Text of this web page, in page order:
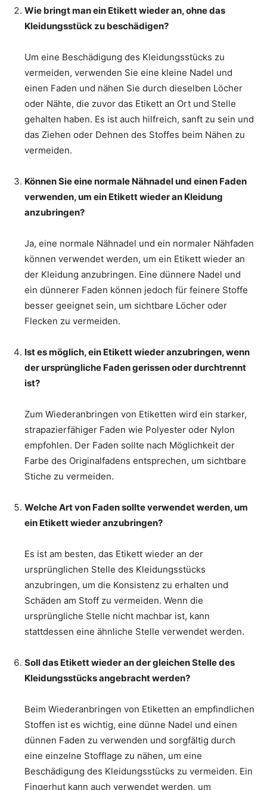
Wie bringt man ein Etikett wieder an, ohne das
Kleidungsstück zu beschädigen?
Um eine Beschädigung des Kleidungsstücks zu
vermeiden, verwenden Sie eine kleine Nadel und
einen Faden und nähen Sie durch dieselben Löcher
oder Nähte, die zuvor das Etikett an Ort und Stelle
gehalten haben. Es ist auch hilfreich, sanft zu sein und
das Ziehen oder Dehnen des Stoffes beim Nähen zu
vermeiden.
Können Sie eine normale Nähnadel und einen Faden
verwenden, um ein Etikett wieder an Kleidung
anzubringen?
Ja, eine normale Nähnadel und ein normaler Nähfaden
können verwendet werden, um ein Etikett wieder an
der Kleidung anzubringen. Eine dünnere Nadel und
ein dünnerer Faden können jedoch für feinere Stoffe
besser geeignet sein, um sichtbare Löcher oder
Flecken zu vermeiden.
Ist es möglich, ein Etikett wieder anzubringen, wenn
der ursprüngliche Faden gerissen oder durchtrennt
ist?
Zum Wiederanbringen von Etiketten wird ein starker,
strapazierfähiger Faden wie Polyester oder Nylon
empfohlen. Der Faden sollte nach Möglichkeit der
Farbe des Originalfadens entsprechen, um sichtbare
Stiche zu vermeiden.
Welche Art von Faden sollte verwendet werden, um
ein Etikett wieder anzubringen?
Es ist am besten, das Etikett wieder an der
ursprünglichen Stelle des Kleidungsstücks
anzubringen, um die Konsistenz zu erhalten und
Schäden am Stoff zu vermeiden. Wenn die
ursprüngliche Stelle nicht machbar ist, kann
stattdessen eine ähnliche Stelle verwendet werden.
Soll das Etikett wieder an der gleichen Stelle des
Kleidungsstücks angebracht werden?
Beim Wiederanbringen von Etiketten an empfindlichen
Stoffen ist es wichtig, eine dünne Nadel und einen
dünnen Faden zu verwenden und sorgfältig durch
eine einzelne Stofflage zu nähen, um eine
Beschädigung des Kleidungsstücks zu vermeiden. Ein
Fingerhut kann auch verwendet werden, um